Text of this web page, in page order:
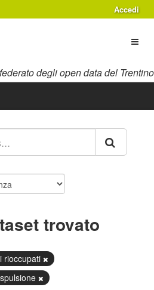
Accedi
degli open data del Trentino
trovato
rioccupati